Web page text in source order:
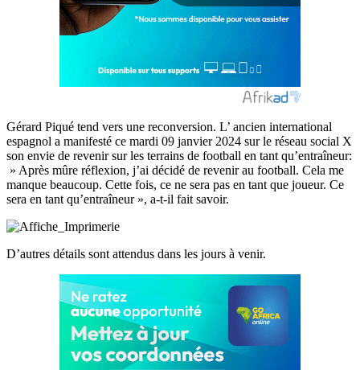
Gérard Piqué tend vers une reconversion. L’ ancien international
espagnol a manifesté ce mardi 09 janvier 2024 sur le réseau social X
son envie de revenir sur les terrains de football en tant qu’entraîneur:
» Après mûre réflexion, j’ai décidé de revenir au football. Cela me
manque beaucoup. Cette fois, ce ne sera pas en tant que joueur. Ce
sera en tant qu’entraîneur », a-t-il fait savoir.
D’autres détails sont attendus dans les jours à venir.